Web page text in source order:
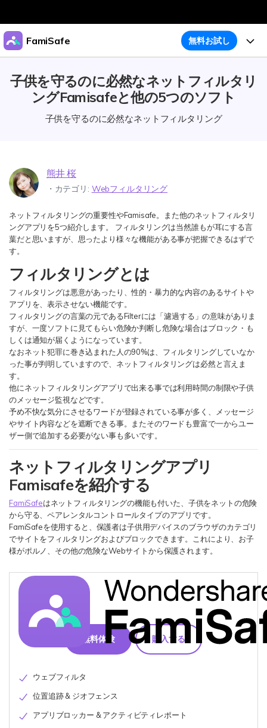
製品
ユーティリティ
ソリューション
企業情報
FamiSafe 無料お試し
機能
アクティビティレポート
位置追跡
スクリーンタイム
ウェブフィルタ
怪しい画像検出
明示コンテンツ検出
ガイド
製品活用
製品活用
お子様のスマホでペアレンタルコントロール
今すぐ購入
検索
子供を守るのに必然なネットフィルタリ
ングFamisafeと他の5つのソフト
子供を守るのに必然なネットフィルタリング
熊井 桜
・カテゴリ: Webフィルタリング
ネットフィルタリングの重要性やFamisafe。また他のネットフィルタリ
ングアプリを5つ紹介します。 フィルタリングは当然誰もが耳にする言
葉だと思いますが、思ったより様々な機能がある事が把握できるはずで
す。
フィルタリングとは
フィルタリングは悪意があったり、性的・暴力的な内容のあるサイトや
アプリを、表示させない機能です。
フィルタリングの言葉の元であるFilterには「濾過する」の意味がありま
すが、一度ソフトに見てもらい危険か判断し危険な場合はブロック・も
しくは通知が届くようになっています。
なおネット犯罪に巻き込まれた人の90%は、フィルタリングしていなか
った事が判明していますので、ネットフィルタリングは必然と言えま
す。
他にネットフィルタリングアプリで出来る事では利用時間の制限や子供
のメッセージ監視などです。
予め不快な気分にさせるワードが登録されている事が多く、メッセージ
やサイト内容などを遮断できる事。またそのワードも豊富で一からユー
ザー側で追加する必要がない事も多いです。
ネットフィルタリングアプリ
Famisafeを紹介する
FamiSafeはネットフィルタリングの機能も付いた、子供をネットの危険
から守る、ペアレンタルコントロールタイプのアプリです。
FamiSafeを使用すると、保護者は子供用デバイスのブラウザのカテゴリ
でサイトをフィルタリングおよびブロックできます。これにより、お子
様がポルノ、その他の危険なWebサイトから保護されます。
無料体験 購入する
ウェブフィルタ
位置追跡 & ジオフェンス
アプリブロッカー & アクティビティレポート